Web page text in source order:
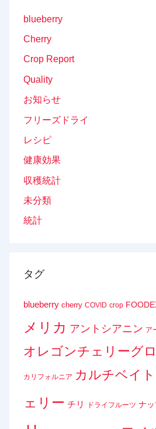
blueberry
Cherry
Crop Report
Quality
お知らせ
フリーズドライ
レシピ
健康効果
収穫統計
未分類
統計
タグ
blueberry cherry COVID crop
メリカ アントシアニン ア
オレゴンチェリーグ
カリフォルニア カルチベイト
ェリー チリ ドライフルーツ ナッ